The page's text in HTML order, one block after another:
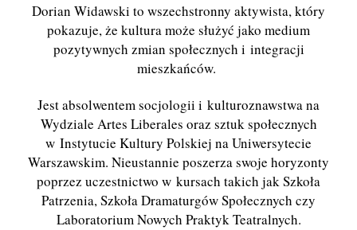
Dorian Widawski to wszechstronny aktywista, który
pokazuje, że kultura może służyć jako medium
pozytywnych zmian społecznych i integracji
mieszkańców.
Jest absolwentem socjologii i kulturoznawstwa na
Wydziale Artes Liberales oraz sztuk społecznych
w Instytucie Kultury Polskiej na Uniwersytecie
Warszawskim. Nieustannie poszerza swoje horyzonty
poprzez uczestnictwo w kursach takich jak Szkoła
Patrzenia, Szkoła Dramaturgów Społecznych czy
Laboratorium Nowych Praktyk Teatralnych.